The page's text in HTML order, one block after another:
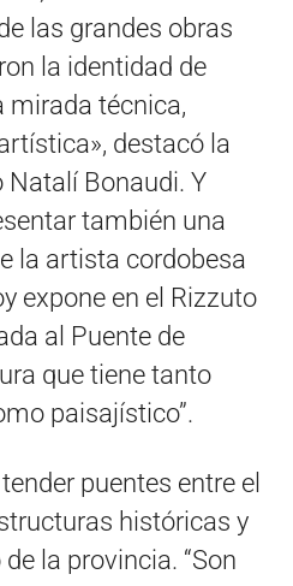
las grandes obras
la identidad de
mirada técnica,
destacó la
Natalí Bonaudi. Y
también una
la artista cordobesa
expone en el Rizzuto
al Puente de
que tiene tanto
paisajístico”.
puentes entre el
históricas y
la provincia. “Son